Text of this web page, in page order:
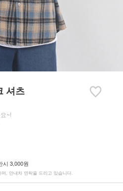
셔츠
~!
시 3,000원
, 안내차 연락을 드리고 있습니다.